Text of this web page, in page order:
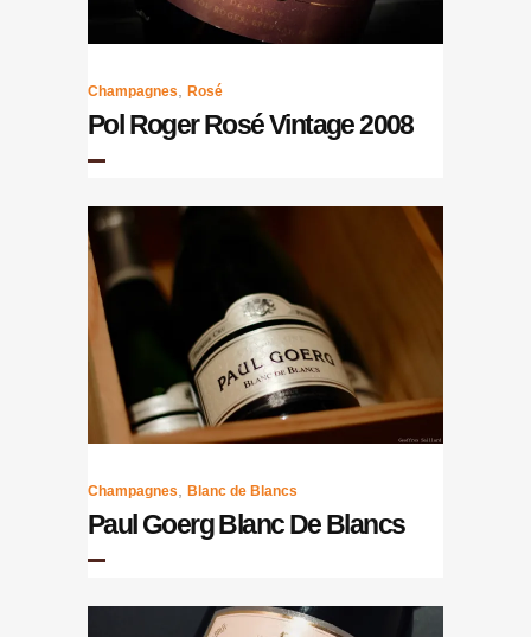
Champagnes Rosé
Pol Roger Rosé Vintage 2008
Champagnes Blanc de Blancs
Paul Goerg Blanc De Blancs